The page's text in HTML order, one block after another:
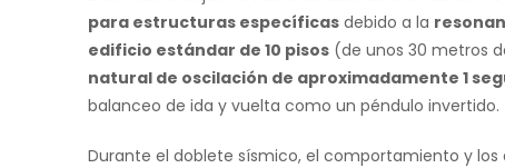
para estructuras específicas debido a la
edificio estándar de 10 pisos (de unos 30 metros
natural de oscilación de aproximadamente 1
balanceo de ida y vuelta como un péndulo invertido.
Durante el doblete sísmico, el comportamiento y